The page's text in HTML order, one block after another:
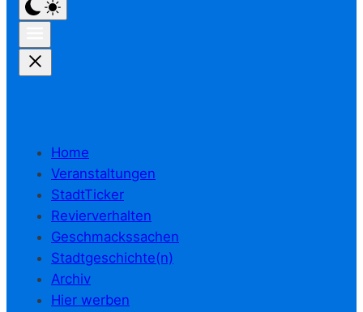
Home
Veranstaltungen
StadtTicker
Revierverhalten
Geschmackssachen
Stadtgeschichte(n)
Archiv
Hier werben